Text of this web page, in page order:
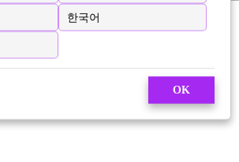
한국어
OK